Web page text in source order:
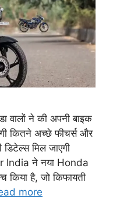
ने की अपनी बाइक
कितने अच्छे फीचर्स और
मिल जाएगी
India ने नया Honda
है, जो किफायती
more